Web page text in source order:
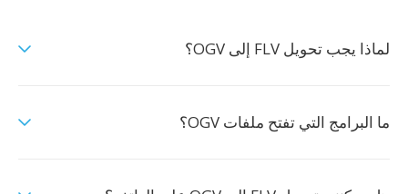
لماذا يجب تحويل FLV إلى OGV؟
ما البرامج التي تفتح ملفات OGV؟